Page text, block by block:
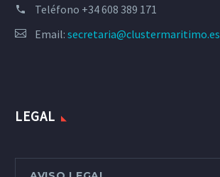
Teléfono +34 608 389 171
Email: secretaria@clustermaritimo.es
LEGAL